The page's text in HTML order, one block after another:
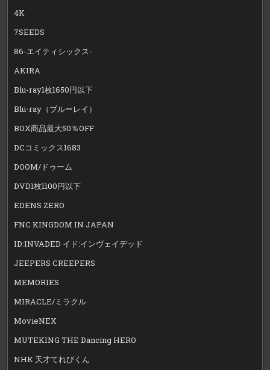
4K
7SEEDS
86-エイティシックス-
AKIRA
Blu-ray1枚1650円以下
Blu-ray（ブルーレイ）
BOX商品最大50％OFF
DCコミックス1683
DOOM/ドゥーム
DVD1枚1100円以下
EDENS ZERO
FNC KINGDOM IN JAPAN
ID:INVADED イド:インヴェイデッド
JEEPERS CREEPERS
MEMORIES
MIRACLE/ミラクル
MovieNEX
MUTEKING THE Dancing HERO
NHK 天才てれびくん